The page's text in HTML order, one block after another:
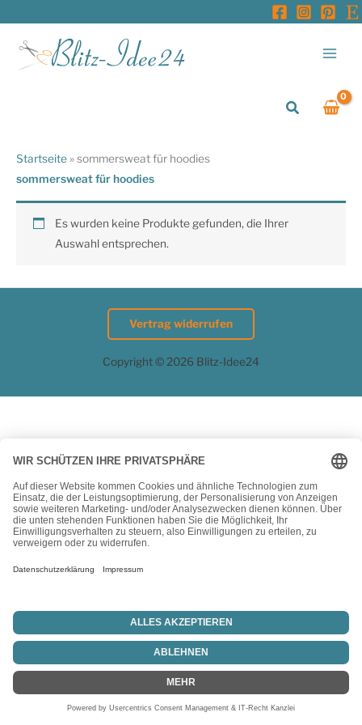
springen
Suchen
Startseite »sommersweat für hoodies
sommersweat für hoodies
Es wurden keine Produkte gefunden, die Ihrer
Auswahl entsprechen.
Vertrag widerrufen
Copyright © 2026 Blitz-Idee24